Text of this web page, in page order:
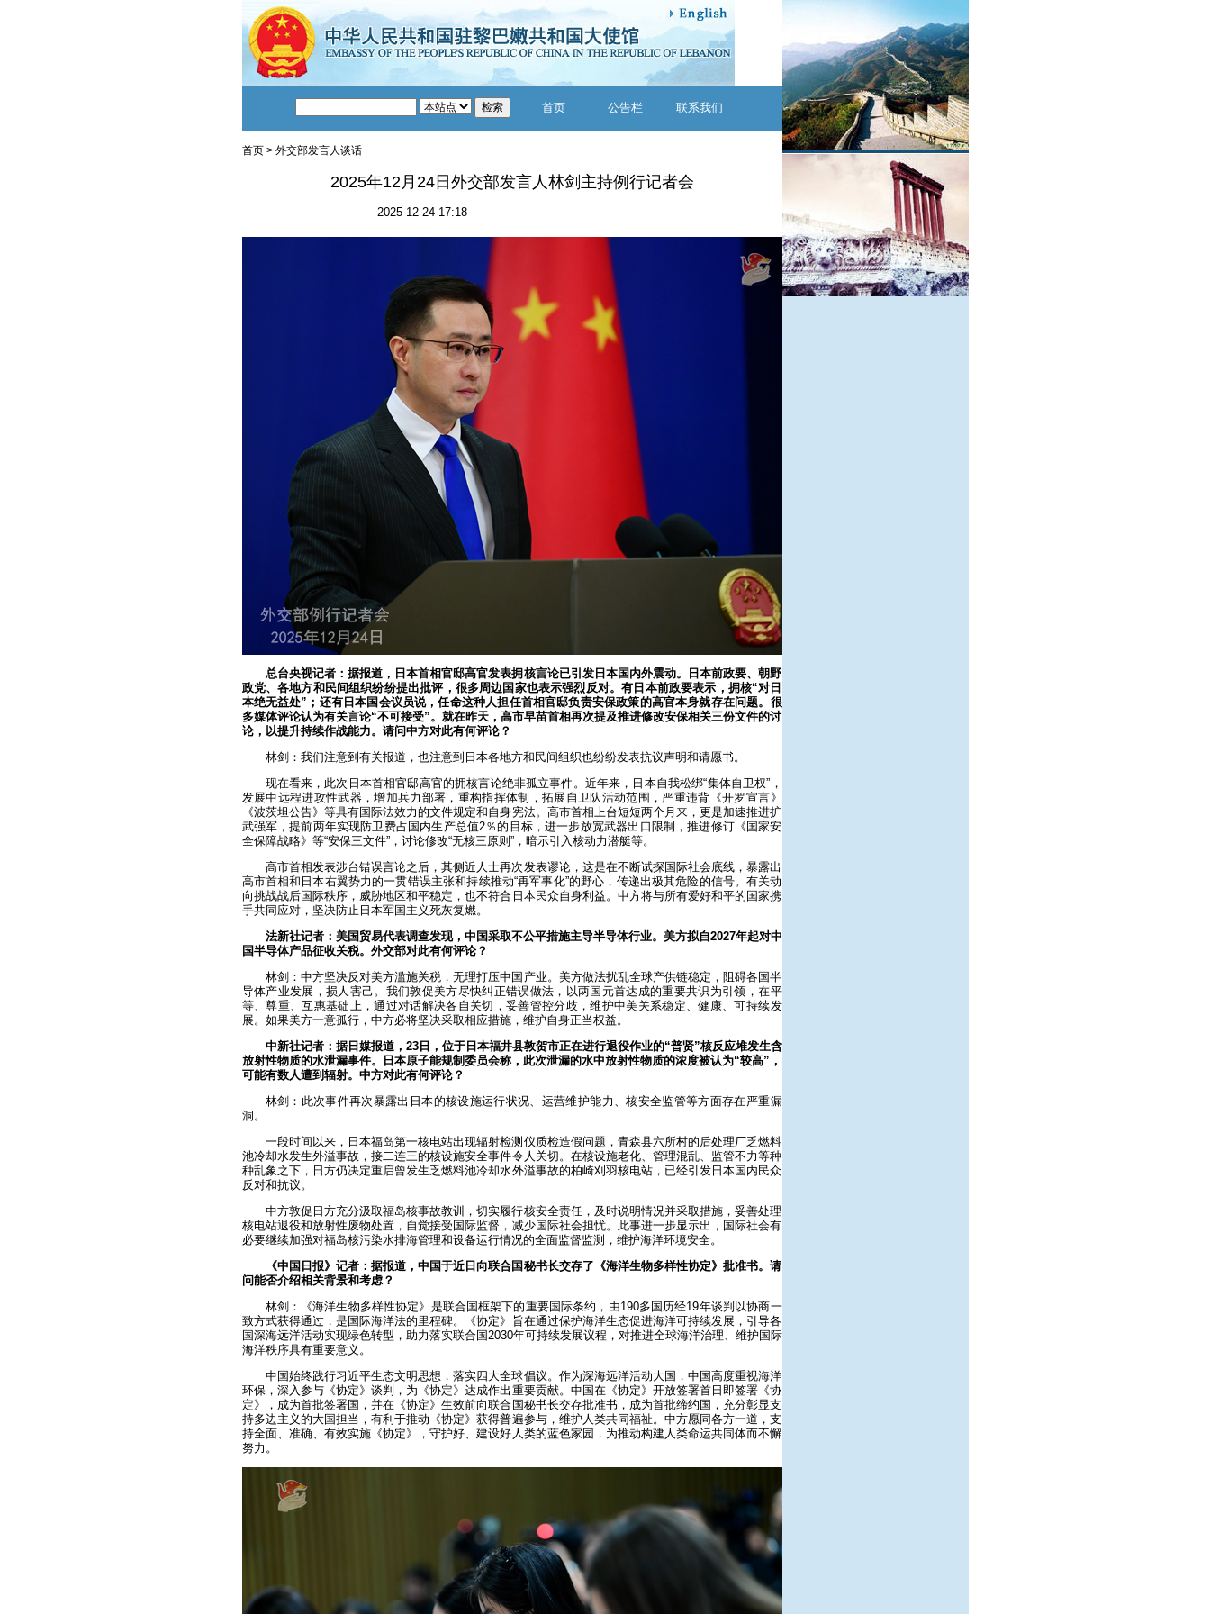
首页 公告栏 联系我们
首页> 外交部发言人谈话
2025年12月24日外交部发言人林剑主持例行记者会
2025-12-24 17:18
总台央视记者：据报道，日本首相官邸高官发表拥核言论已引发日本国内外震动。日本前政要、朝野
政党、各地方和民间组织纷纷提出批评，很多周边国家也表示强烈反对。有日本前政要表示，拥核“对日
本绝无益处”；还有日本国会议员说，任命这种人担任首相官邸负责安保政策的高官本身就存在问题。很
多媒体评论认为有关言论“不可接受”。就在昨天，高市早苗首相再次提及推进修改安保相关三份文件的讨
论，以提升持续作战能力。请问中方对此有何评论？
林剑：我们注意到有关报道，也注意到日本各地方和民间组织也纷纷发表抗议声明和请愿书。
现在看来，此次日本首相官邸高官的拥核言论绝非孤立事件。近年来，日本自我松绑“集体自卫权”，
发展中远程进攻性武器，增加兵力部署，重构指挥体制，拓展自卫队活动范围，严重违背《开罗宣言》
《波茨坦公告》等具有国际法效力的文件规定和自身宪法。高市首相上台短短两个月来，更是加速推进扩
武强军，提前两年实现防卫费占国内生产总值2％的目标，进一步放宽武器出口限制，推进修订《国家安
全保障战略》等“安保三文件”，讨论修改“无核三原则”，暗示引入核动力潜艇等。
高市首相发表涉台错误言论之后，其侧近人士再次发表谬论，这是在不断试探国际社会底线，暴露出
高市首相和日本右翼势力的一贯错误主张和持续推动“再军事化”的野心，传递出极其危险的信号。有关动
向挑战战后国际秩序，威胁地区和平稳定，也不符合日本民众自身利益。中方将与所有爱好和平的国家携
手共同应对，坚决防止日本军国主义死灰复燃。
法新社记者：美国贸易代表调查发现，中国采取不公平措施主导半导体行业。美方拟自2027年起对中
国半导体产品征收关税。外交部对此有何评论？
林剑：中方坚决反对美方滥施关税，无理打压中国产业。美方做法扰乱全球产供链稳定，阻碍各国半
导体产业发展，损人害己。我们敦促美方尽快纠正错误做法，以两国元首达成的重要共识为引领，在平
等、尊重、互惠基础上，通过对话解决各自关切，妥善管控分歧，维护中美关系稳定、健康、可持续发
展。如果美方一意孤行，中方必将坚决采取相应措施，维护自身正当权益。
中新社记者：据日媒报道，23日，位于日本福井县敦贺市正在进行退役作业的“普贤”核反应堆发生含
放射性物质的水泄漏事件。日本原子能规制委员会称，此次泄漏的水中放射性物质的浓度被认为“较高”，
可能有数人遭到辐射。中方对此有何评论？
林剑：此次事件再次暴露出日本的核设施运行状况、运营维护能力、核安全监管等方面存在严重漏
洞。
一段时间以来，日本福岛第一核电站出现辐射检测仪质检造假问题，青森县六所村的后处理厂乏燃料
池冷却水发生外溢事故，接二连三的核设施安全事件令人关切。在核设施老化、管理混乱、监管不力等种
种乱象之下，日方仍决定重启曾发生乏燃料池冷却水外溢事故的柏崎刈羽核电站，已经引发日本国内民众
反对和抗议。
中方敦促日方充分汲取福岛核事故教训，切实履行核安全责任，及时说明情况并采取措施，妥善处理
核电站退役和放射性废物处置，自觉接受国际监督，减少国际社会担忧。此事进一步显示出，国际社会有
必要继续加强对福岛核污染水排海管理和设备运行情况的全面监督监测，维护海洋环境安全。
《中国日报》记者：据报道，中国于近日向联合国秘书长交存了《海洋生物多样性协定》批准书。请
问能否介绍相关背景和考虑？
林剑：《海洋生物多样性协定》是联合国框架下的重要国际条约，由190多国历经19年谈判以协商一
致方式获得通过，是国际海洋法的里程碑。《协定》旨在通过保护海洋生态促进海洋可持续发展，引导各
国深海远洋活动实现绿色转型，助力落实联合国2030年可持续发展议程，对推进全球海洋治理、维护国际
海洋秩序具有重要意义。
中国始终践行习近平生态文明思想，落实四大全球倡议。作为深海远洋活动大国，中国高度重视海洋
环保，深入参与《协定》谈判，为《协定》达成作出重要贡献。中国在《协定》开放签署首日即签署《协
定》，成为首批签署国，并在《协定》生效前向联合国秘书长交存批准书，成为首批缔约国，充分彰显支
持多边主义的大国担当，有利于推动《协定》获得普遍参与，维护人类共同福祉。中方愿同各方一道，支
持全面、准确、有效实施《协定》，守护好、建设好人类的蓝色家园，为推动构建人类命运共同体而不懈
努力。